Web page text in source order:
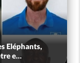
Eléphants,
e...